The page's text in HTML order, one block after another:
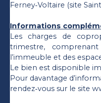
Ferney‑Voltaire (site
Informations
Les charges de
trimestre,
l’immeuble et des
Le bien est disponible
Pour davantage
rendez‑vous sur le site